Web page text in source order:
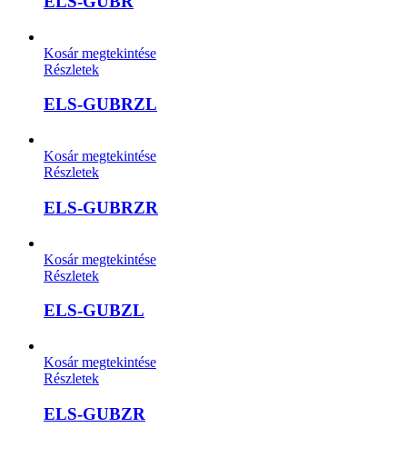
Kosár megtekintése
Részletek
ELS-GUBRZL
Kosár megtekintése
Részletek
ELS-GUBRZR
Kosár megtekintése
Részletek
ELS-GUBZL
Kosár megtekintése
Részletek
ELS-GUBZR